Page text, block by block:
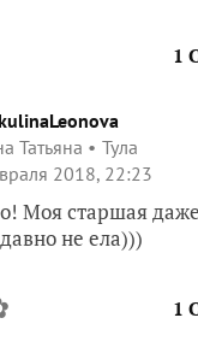
1
Татьяна
Тула
2018, 22:23
Моя старшая
не ела)))
1